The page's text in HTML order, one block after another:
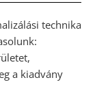
technika
a kiadvány